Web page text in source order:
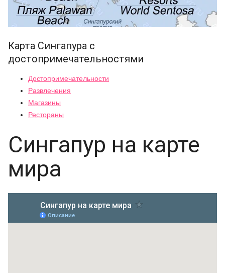
Карта Сингапура с
достопримечательностями
Достопримечательности
Развлечения
Магазины
Рестораны
Сингапур на карте
мира